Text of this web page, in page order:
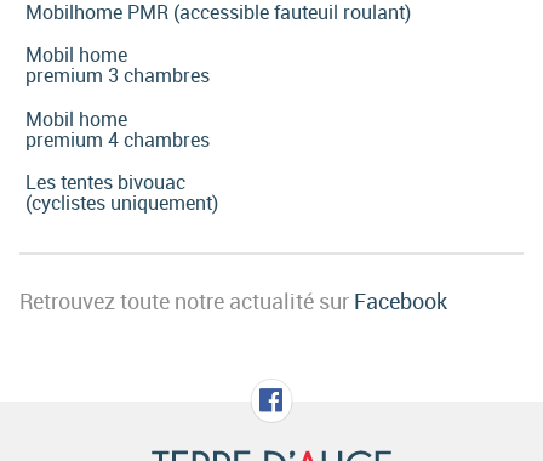
Mobilhome PMR (accessible fauteuil roulant)
Mobil home
premium 3 chambres
Mobil home
premium 4 chambres
Les tentes bivouac
(cyclistes uniquement)
Retrouvez toute notre actualité sur Facebook